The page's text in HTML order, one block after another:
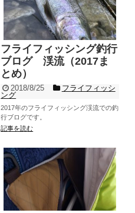
です。
記事を読む
フライフィッシング釣行
ブログ 渓流（2017ま
とめ）
2018/8/25
フライフィッシ
ング
2017年のフライフィッシング渓流での釣
行ブログです。
記事を読む